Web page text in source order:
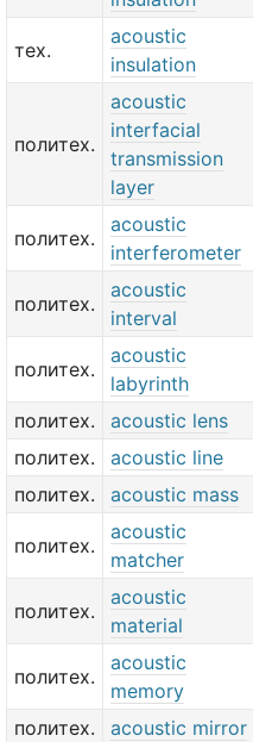
тех.
acoustic
insulation
политех.
acoustic
interfacial
transmission
layer
политех.
acoustic
interferometer
политех.
acoustic
interval
политех.
acoustic
labyrinth
политех. acoustic lens
политех.
acoustic line
политех.
acoustic mass
политех.
acoustic
matcher
политех.
acoustic
material
политех.
acoustic
memory
политех. acoustic mirror